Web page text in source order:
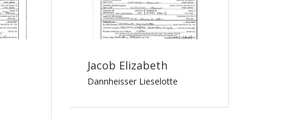
Jacob Elizabeth
Dannheisser Lieselotte